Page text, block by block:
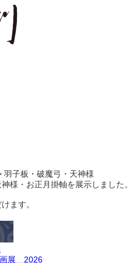
羽子板・破魔弓・天神様
様・お正月掛軸を展示しました。
ます。
展 2026